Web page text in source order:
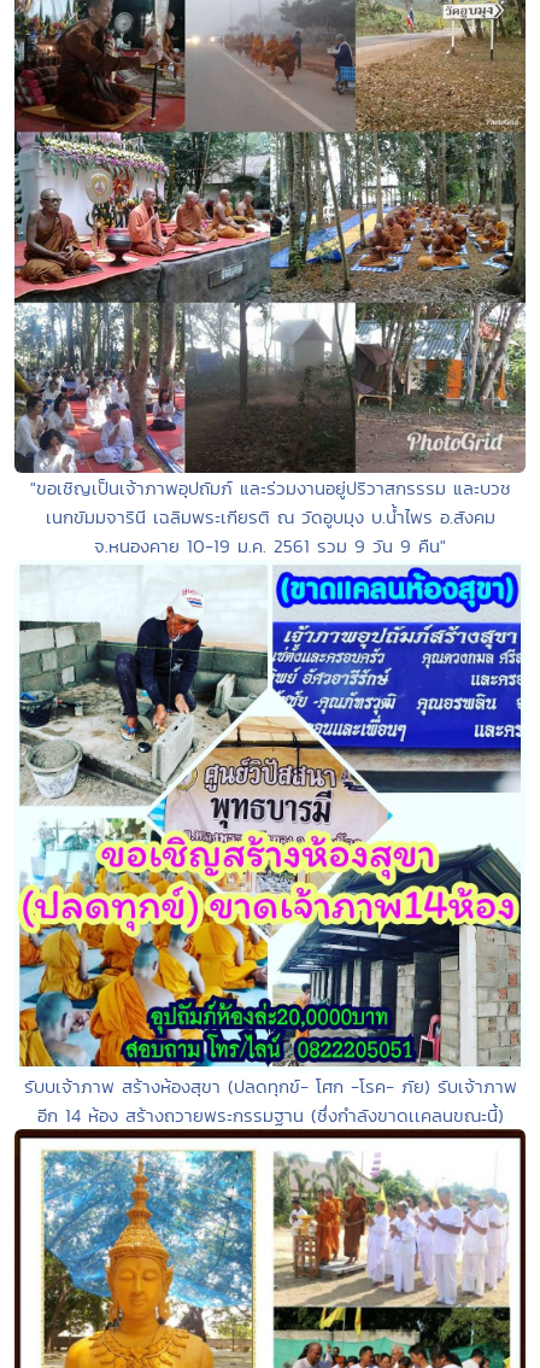
"ขอเชิญเป็นเจ้าภาพอุปถัมภ์ และร่วมงานอยู่ปริวาสกรรรม และบวช
เนกขัมมจารินี เฉลิมพระเกียรติ ณ วัดอูบมุง บ.น้ำไพร อ.สังคม
จ.หนองคาย 10-19 ม.ค. 2561 รวม 9 วัน 9 คืน"
รับบเจ้าภาพ สร้างห้องสุขา (ปลดทุกข์- โศก -โรค- ภัย) รับเจ้าภาพ
อีก 14 ห้อง สร้างถวายพระกรรมฐาน (ซึ่งกำลังขาดเเคลนขณะนี้)